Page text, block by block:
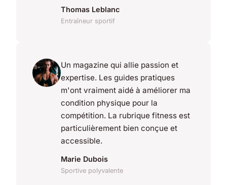
Thomas Leblanc
Entraîneur sportif
Un magazine qui allie passion et
expertise. Les guides pratiques
m'ont vraiment aidé à améliorer ma
condition physique pour la
compétition. La rubrique fitness est
particulièrement bien conçue et
accessible.
Marie Dubois
Sportive polyvalente